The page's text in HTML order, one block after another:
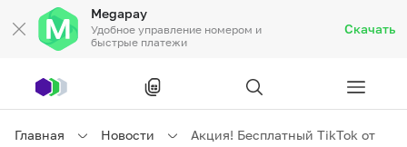
Megapay
Удобное управление номером и
быстрые платежи
Скачать
Главная Новости
Акция! Бесплатный TikTok от